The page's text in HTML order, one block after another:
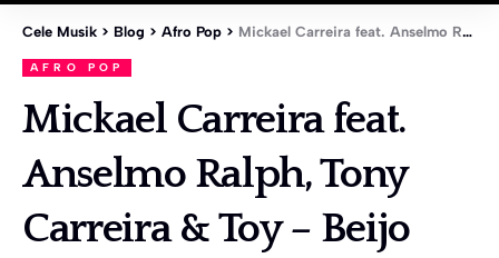
Cele Musik > Blog > Afro Pop > Mickael Carreira feat. Anselmo Ralph, Tony Carreira & Toy – Beijo (Download)
AFRO POP
Mickael Carreira feat.
Anselmo Ralph, Tony
Carreira & Toy – Beijo